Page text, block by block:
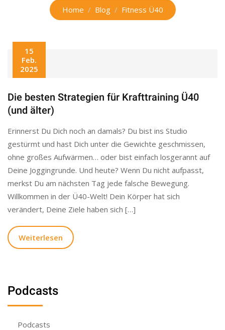
Home Blog Fitness Ü40
15
Feb.
2025
Die besten Strategien für Krafttraining Ü40
(und älter)
Erinnerst Du Dich noch an damals? Du bist ins Studio
gestürmt und hast Dich unter die Gewichte geschmissen,
ohne großes Aufwärmen… oder bist einfach losgerannt auf
Deine Joggingrunde. Und heute? Wenn Du nicht aufpasst,
merkst Du am nächsten Tag jede falsche Bewegung.
Willkommen in der Ü40-Welt! Dein Körper hat sich
verändert, Deine Ziele haben sich […]
Weiterlesen
Podcasts
Podcasts